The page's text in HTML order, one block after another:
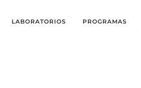
LABORATORIOS PROGRAMAS